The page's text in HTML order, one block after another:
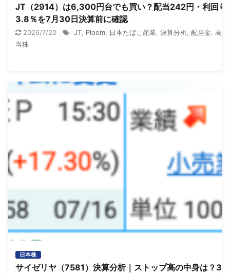
JT（2914）は6,300円台でも買い？配当242円・利回り
3.8％を7月30日決算前に確認
2026/7/20 JT Ploom 日本たばこ産業 決算分析 配当金 高配
当株
日本株
サイゼリヤ（7581）決算分析｜ストップ高の中身は？3Q